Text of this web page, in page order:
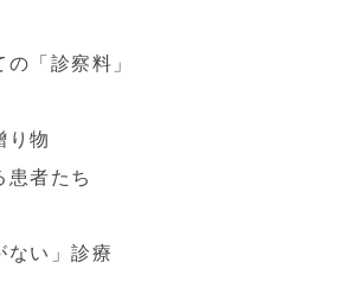
「診察料」
物
者たち
い」診療